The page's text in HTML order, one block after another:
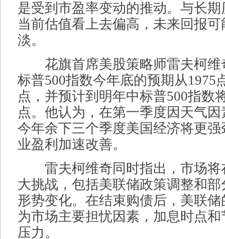
是受到市盈率变动的推动。与长
当前估值看上去偏高，未来回报
淡。
花旗首席美股策略师雷夫柯维
标普500指数今年底的预期从1975
点，并预计到明年中标普500指数
点。他认为，在第一季度因天气
今年余下三个季度美国经济将更
业盈利加速改善。
雷夫柯维奇同时指出，市场将
大挑战，包括美联储政策调整和
形势变化。在结束购债后，美联
为市场主要担忧因素，加息时点
压力。